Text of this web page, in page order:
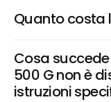
Quanto costa
Cosa succede
500 G non è
istruzioni